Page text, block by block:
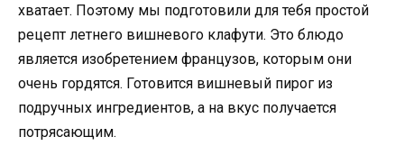
хватает. Поэтому мы подготовили для тебя простой
рецепт летнего вишневого клафути. Это блюдо
является изобретением французов, которым они
очень гордятся. Готовится вишневый пирог из
подручных ингредиентов, а на вкус получается
потрясающим.